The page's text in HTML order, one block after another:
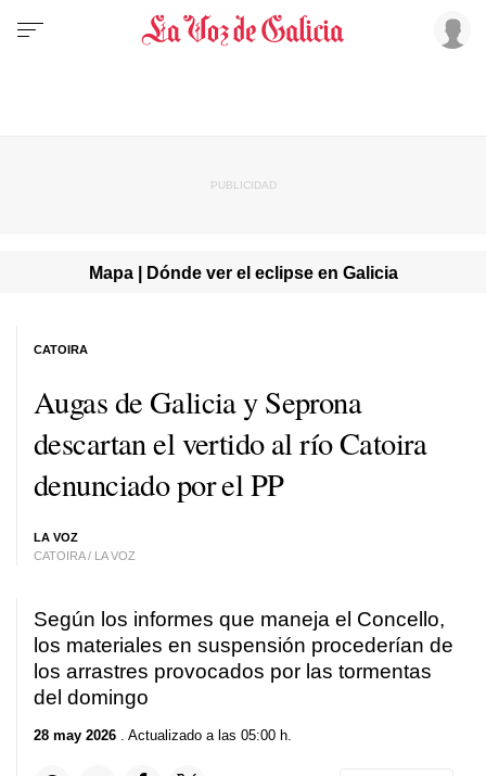
Mapa | Dónde ver el eclipse en Galicia
Augas de Galicia y Seprona
descartan el vertido al río Catoira
denunciado por el PP
LA VOZ
CATOIRA / LA VOZ
CATOIRA
Según los informes que maneja el Concello,
los materiales en suspensión procederían de
los arrastres provocados por las tormentas
del domingo
28 may 2026 . Actualizado a las 05:00 h.